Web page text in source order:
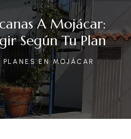
A Mojácar:
Según Tu Plan
EN MOJÁCAR